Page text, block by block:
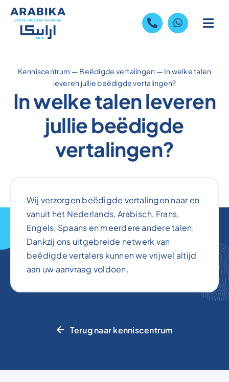
Skip
content
Kenniscentrum — Beëdigde vertalingen — In welke talen
leveren jullie beëdigde vertalingen?
In welke talen leveren
jullie beëdigde
vertalingen?
Wij verzorgen beëdigde vertalingen naar en
vanuit het Nederlands, Arabisch, Frans,
Engels, Spaans en meerdere andere talen.
Dankzij ons uitgebreide netwerk van
beëdigde vertalers kunnen we vrijwel altijd
aan uw aanvraag voldoen.
Terug naar kenniscentrum